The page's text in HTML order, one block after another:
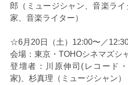
郎（ミュージシャン、音楽ラ
家、音楽ライター）
☆6月20日（土）12:00〜／
会場：東京・TOHOシネマズシ
登壇者：川原伸司(レコード
家)、杉真理（ミュージシャン）